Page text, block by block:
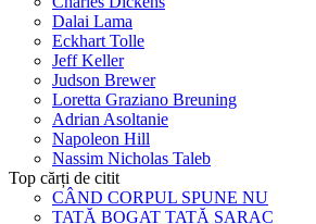
Dalai Lama
Eckhart Tolle
Jeff Keller
Judson Brewer
Loretta Graziano Breuning
Adrian Asoltanie
Napoleon Hill
Nassim Nicholas Taleb
Top cărți de citit
CÂND CORPUL SPUNE NU
TATĂ BOGAT TATĂ SARAC